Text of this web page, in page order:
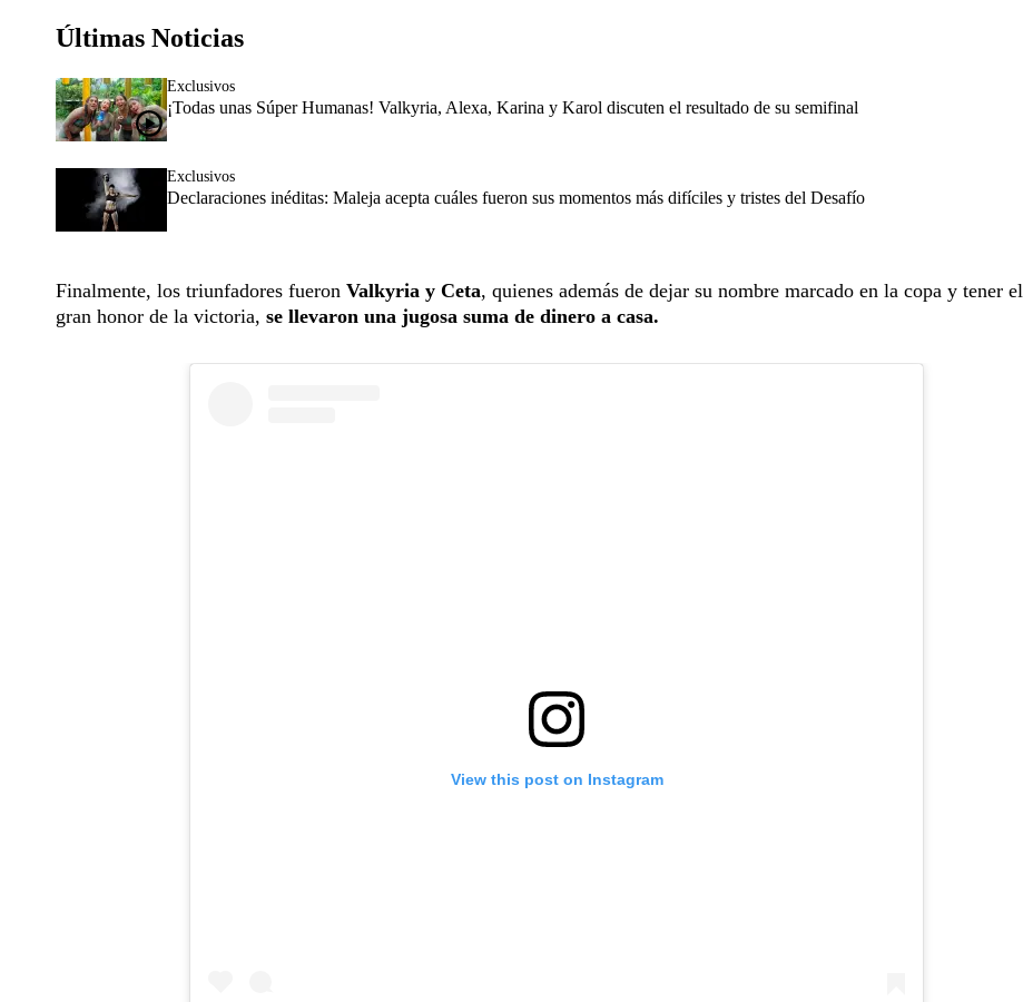
Últimas Noticias
Exclusivos
¡Todas unas Súper Humanas! Valkyria, Alexa, Karina y Karol discuten el resultado de su semifinal
Exclusivos
Declaraciones inéditas: Maleja acepta cuáles fueron sus momentos más difíciles y tristes del Desafío
Finalmente, los triunfadores fueron Valkyria y Ceta, quienes además de dejar su nombre marcado en la copa y tener el
gran honor de la victoria, se llevaron una jugosa suma de dinero a casa.
View this post on Instagram